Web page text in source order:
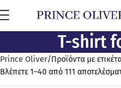
T-shirt
Prince Oliver Προϊόντα με
Βλέπετε 1–40 από 111